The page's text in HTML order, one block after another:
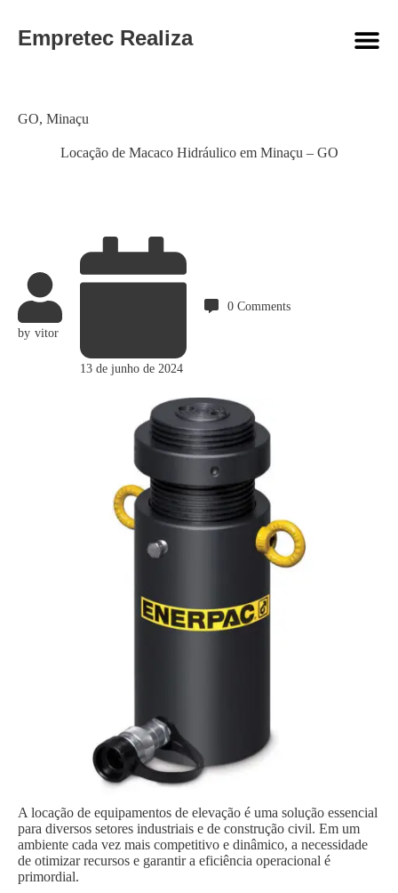
Empretec Realiza
Locação de Macaco Hidráulico em Minaçu – GO
Category
GO, Minaçu
by vitor
13 de junho de 2024
0 Comments
A locação de equipamentos de elevação é uma solução essencial
para diversos setores industriais e de construção civil. Em um
ambiente cada vez mais competitivo e dinâmico, a necessidade
de otimizar recursos e garantir a eficiência operacional é
primordial.